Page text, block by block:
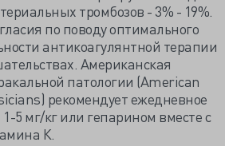
тромбозов - 3% - 19%.
по поводу оптимального
антикоагулянтной терапии
Американская
патологии (American
рекомендует ежедневное
5 мг/кг или гепарином вместе с
К.